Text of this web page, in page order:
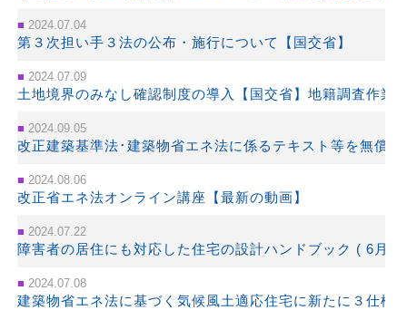
2024.07.04
第３次担い手３法の公布・施行について【国交省】
2024.07.09
土地境界のみなし確認制度の導入【国交省】地籍調査作業
2024.09.05
改正建築基準法･建築物省エネ法に係るテキスト等を無償
2024.08.06
改正省エネ法オンライン講座【最新の動画】
2024.07.22
障害者の居住にも対応した住宅の設計ハンドブック ( 6月 )
2024.07.08
建築物省エネ法に基づく気候風土適応住宅に新たに３仕様